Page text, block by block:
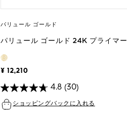
パリュール ゴールド
パリュール ゴールド 24K プライマー
¥ 12,210
4.8 (30)
ショッピングバックに入れる